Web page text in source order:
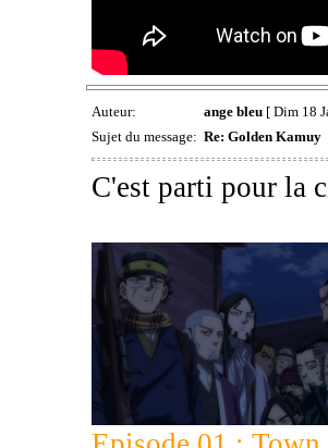
Auteur: ange bleu[ Dim 18
Sujet du message: Re: Golden Kamuy
C'est parti pour la